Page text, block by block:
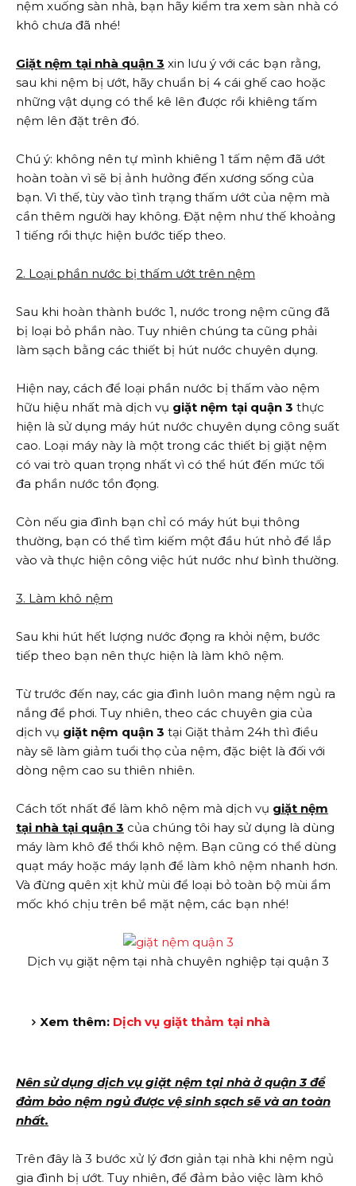
nệm xuống sàn nhà, bạn hãy kiểm tra xem sàn nhà có
khô chưa đã nhé!
Giặt nệm tại nhà quận 3 xin lưu ý với các bạn rằng,
sau khi nệm bị ướt, hãy chuẩn bị 4 cái ghế cao hoặc
những vật dụng có thể kê lên được rồi khiêng tấm
nệm lên đặt trên đó.
Chú ý: không nên tự mình khiêng 1 tấm nệm đã ướt
hoàn toàn vì sẽ bị ảnh hưởng đến xương sống của
bạn. Vì thế, tùy vào tình trạng thấm ướt của nệm mà
cần thêm người hay không. Đặt nệm như thế khoảng
1 tiếng rồi thực hiện bước tiếp theo.
2. Loại phần nước bị thấm ướt trên nệm
Sau khi hoàn thành bước 1, nước trong nệm cũng đã
bị loại bỏ phần nào. Tuy nhiên chúng ta cũng phải
làm sạch bằng các thiết bị hút nước chuyên dụng.
Hiện nay, cách để loại phần nước bị thấm vào nệm
hữu hiệu nhất mà dịch vụ giặt nệm tại quận 3 thực
hiện là sử dụng máy hút nước chuyên dụng công suất
cao. Loại máy này là một trong các thiết bị giặt nệm
có vai trò quan trọng nhất vì có thể hút đến mức tối
đa phần nước tồn đọng.
Còn nếu gia đình bạn chỉ có máy hút bụi thông
thường, bạn có thể tìm kiếm một đầu hút nhỏ để lắp
vào và thực hiện công việc hút nước như bình thường.
3. Làm khô nệm
Sau khi hút hết lượng nước đọng ra khỏi nệm, bước
tiếp theo bạn nên thực hiện là làm khô nệm.
Từ trước đến nay, các gia đình luôn mang nệm ngủ ra
nắng để phơi. Tuy nhiên, theo các chuyên gia của
dịch vụ giặt nệm quận 3 tại Giặt thảm 24h thì điều
này sẽ làm giảm tuổi thọ của nệm, đặc biệt là đối với
dòng nệm cao su thiên nhiên.
Cách tốt nhất để làm khô nệm mà dịch vụ giặt nệm
tại nhà tại quận 3 của chúng tôi hay sử dụng là dùng
máy làm khô để thổi khô nệm. Bạn cũng có thể dùng
quạt máy hoặc máy lạnh để làm khô nệm nhanh hơn.
Và đừng quên xịt khử mùi để loại bỏ toàn bộ mùi ẩm
mốc khó chịu trên bề mặt nệm, các bạn nhé!
Dịch vụ giặt nệm tại nhà chuyên nghiệp tại quận 3
Xem thêm: Dịch vụ giặt thảm tại nhà
Nên sử dụng dịch vụ giặt nệm tại nhà ở quận 3 để
đảm bảo nệm ngủ được vệ sinh sạch sẽ và an toàn
nhất.
Trên đây là 3 bước xử lý đơn giản tại nhà khi nệm ngủ
gia đình bị ướt. Tuy nhiên, để đảm bảo việc làm khô